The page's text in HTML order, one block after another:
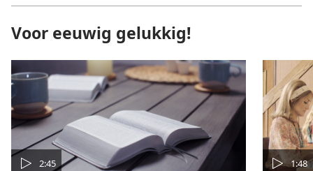
video’s
hygiëne:
Handen
wassen
Voor eeuwig gelukkig!
2:45 1:48